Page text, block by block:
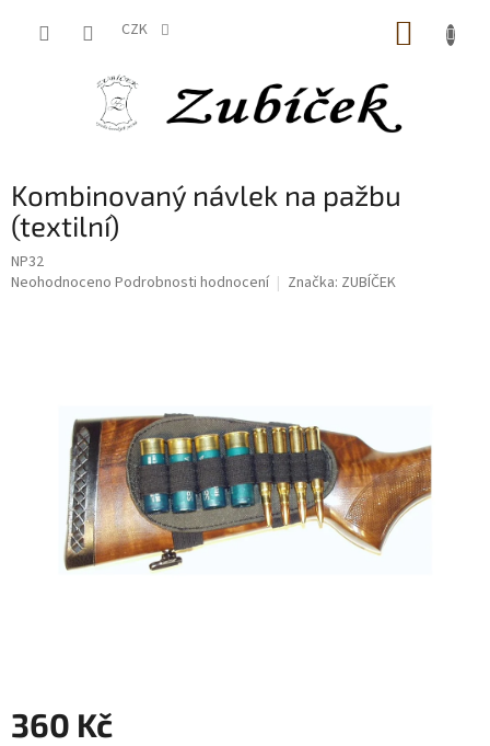
CZK
Kombinovaný návlek na pažbu
(textilní)
NP32
Průměrné
hvězdiček.
Neohodnoceno Podrobnosti hodnocení Značka: ZUBÍČEK
360 Kč